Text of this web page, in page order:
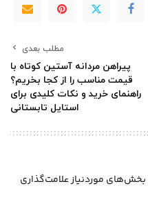
مطلب بعدی
پیراهن مردانه آستین کوتاه با
قیمت مناسب را از کجا بخریم؟
راهنمای خرید و نکات کلیدی برای
استایل تابستانی
بخش‌های موردنیاز علامت‌گذاری